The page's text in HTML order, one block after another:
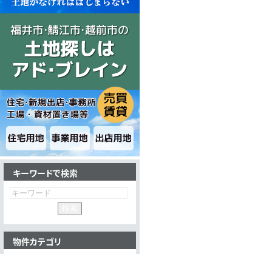
キーワードで検索
物件カテゴリ